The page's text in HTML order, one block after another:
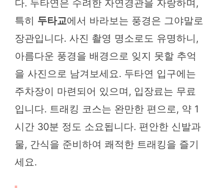
다. 두타연은 수려한 자연경관을 자랑하며,
특히 두타교에서 바라보는 풍경은 그야말로
장관입니다. 사진 촬영 명소로도 유명하니,
아름다운 풍경을 배경으로 잊지 못할 추억
을 사진으로 남겨보세요. 두타연 입구에는
주차장이 마련되어 있으며, 입장료는 무료
입니다. 트래킹 코스는 완만한 편으로, 약 1
시간 30분 정도 소요됩니다. 편안한 신발과
물, 간식을 준비하여 쾌적한 트래킹을 즐기
세요.